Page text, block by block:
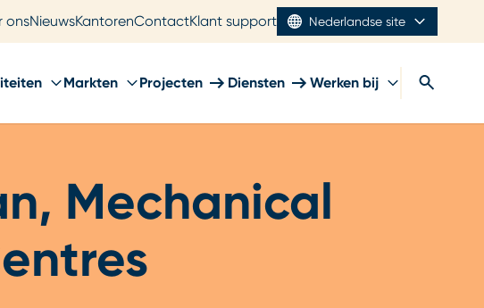
onsNieuwsKantorenContactKlant support Nederlandse site
Markten Projecten Diensten Werken bij
Mechanical